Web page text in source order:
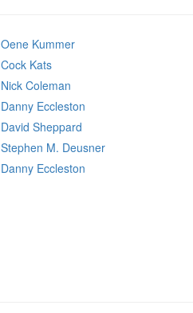
Oene Kummer
Cock Kats
Nick Coleman
Danny Eccleston
David Sheppard
Stephen M. Deusner
Danny Eccleston